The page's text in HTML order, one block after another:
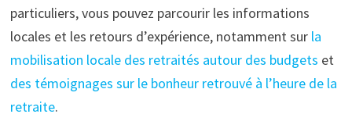
particuliers, vous pouvez parcourir les informations
locales et les retours d’expérience, notamment sur la
mobilisation locale des retraités autour des budgets et
des témoignages sur le bonheur retrouvé à l’heure de la
retraite.